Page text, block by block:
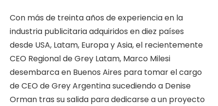
Con más de treinta años de experiencia en la
industria publicitaria adquiridos en diez países
desde USA, Latam, Europa y Asia, el recientemente
CEO Regional de Grey Latam, Marco Milesi
desembarca en Buenos Aires para tomar el cargo
de CEO de Grey Argentina sucediendo a Denise
Orman tras su salida para dedicarse a un proyecto